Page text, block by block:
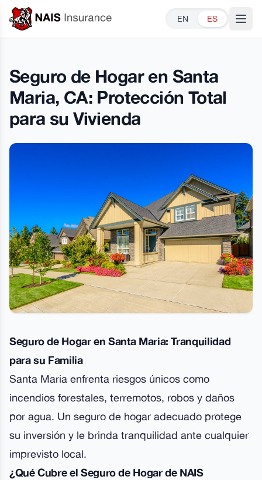
EN ES
Seguro de Hogar en Santa
Maria, CA: Protección Total
para su Vivienda
Seguro de Hogar en Santa Maria: Tranquilidad
para su Familia
Santa Maria enfrenta riesgos únicos como
incendios forestales, terremotos, robos y daños
por agua. Un seguro de hogar adecuado protege
su inversión y le brinda tranquilidad ante cualquier
imprevisto local.
¿Qué Cubre el Seguro de Hogar de NAIS